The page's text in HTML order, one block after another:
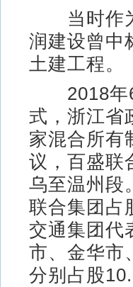
当时作为
润建设曾中
土建工程。
2018年6
式，浙江省
家混合所有
议，百盛联
乌至温州段
联合集团占
交通集团代
市、金华市
分别占股